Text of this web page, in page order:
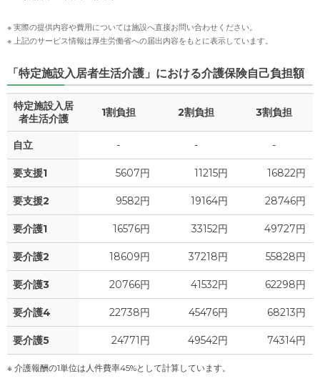
※ 実際の提供内容や費用については施設へ直接お問い合わせください。
※ 上記のサービス情報は厚生労働省への届出内容をもとに表示しています。
「特定施設入居者生活介護」における介護保険自己負担額
特定施設入居
者生活介護
1割負担 2割負担 3割負担
自立 - - -
要支援1 5607円 11215円 16822円
要支援2 9582円 19164円 28746円
要介護1 16576円 33152円 49727円
要介護2 18609円 37218円 55828円
要介護3 20766円 41532円 62298円
要介護4 22738円 45476円 68213円
要介護5 24771円 49542円 74314円
※ 介護報酬の1単位は人件費率45%として計算しています。